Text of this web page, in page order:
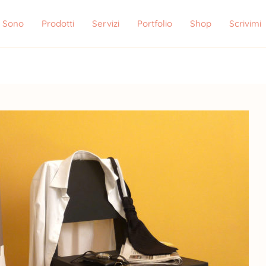
Sono Prodotti Servizi Portfolio Shop Scrivimi